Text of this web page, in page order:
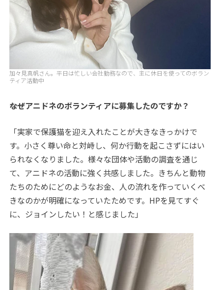
加々見真帆さん。平日は忙しい会社勤務なので、主に休日を使ってのボラン
ティア活動中
――なぜアニドネのボランティアに募集したのですか？
「実家で保護猫を迎え入れたことが大きなきっかけで
す。小さく尊い命と対峙し、何か行動を起こさずにはい
られなくなりました。様々な団体や活動の調査を通じ
て、アニドネの活動に強く共感しました。きちんと動物
たちのためにどのようなお金、人の流れを作っていくべ
きなのかが明確になっていたためです。HPを見てすぐ
に、ジョインしたい！と感じました」